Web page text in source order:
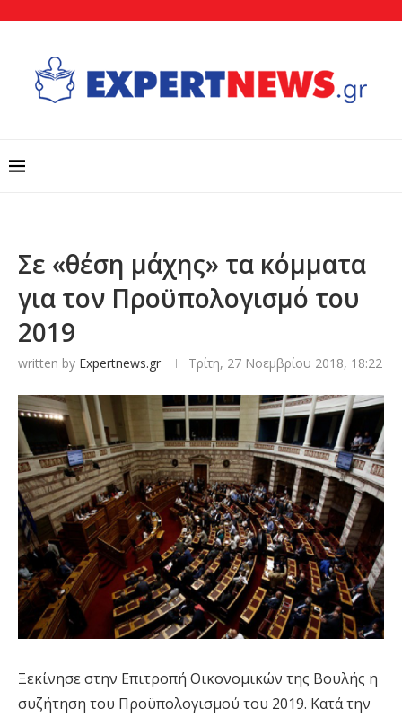
Σε «θέση μάχης» τα κόμματα
για τον Προϋπολογισμό του
2019
written by Expertnews.gr Τρίτη, 27 Νοεμβρίου 2018, 18:22
Ξεκίνησε στην Επιτροπή Οικονομικών της Βουλής η
συζήτηση του Προϋπολογισμού του 2019. Κατά την